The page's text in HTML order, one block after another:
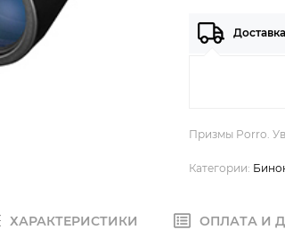
Призмы Porro.
Категории:
ХАРАКТЕРИСТИКИ ОПЛАТА И